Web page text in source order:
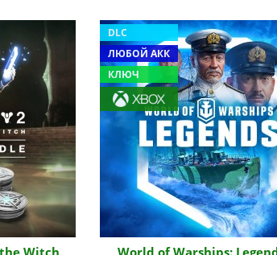
Witch
DLC
ЛЮБОЙ АКК
КЛЮЧ
World of Warships: